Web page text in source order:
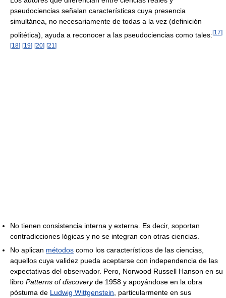
pseudociencias señalan características cuya presencia
simultánea, no necesariamente de todas a la vez (definición
politética), ayuda a reconocer a las pseudociencias como tales:[17]
[18] [19] [20] [21 ]
No tienen consistencia interna y externa. Es decir, soportan
contradicciones lógicas y no se integran con otras ciencias.
No aplican métodos como los característicos de las ciencias,
aquellos cuya validez pueda aceptarse con independencia de las
expectativas del observador. Pero, Norwood Russell Hanson en su
libro Patterns of discoveryde 1958 y apoyándose en la obra
póstuma de Ludwig Wittgenstein , particularmente en sus